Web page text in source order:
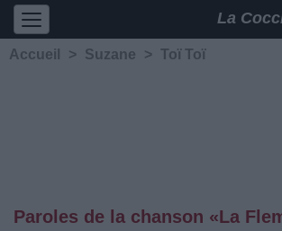
La
Accueil > Suzane > Toï Toï
Paroles de la chanson «La